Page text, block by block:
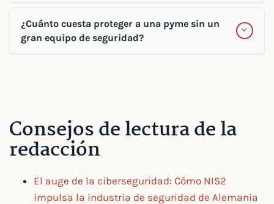
¿Cuánto cuesta proteger a una pyme sin un
gran equipo de seguridad?
Consejos de lectura de la
redacción
El auge de la ciberseguridad: Cómo NIS2
impulsa la industria de seguridad de Alemania